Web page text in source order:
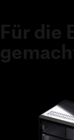
Für die